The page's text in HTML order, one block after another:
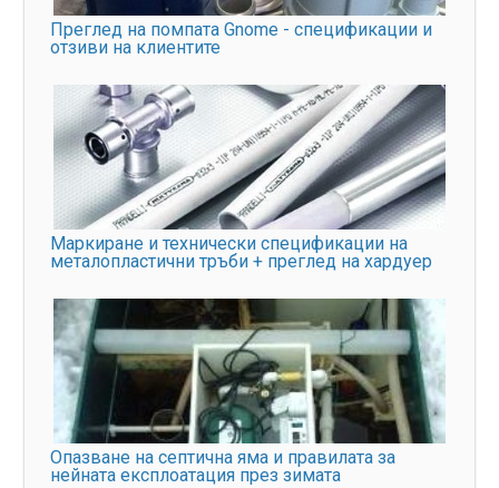
Преглед на помпата Gnome - спецификации и
отзиви на клиентите
Маркиране и технически спецификации на
металопластични тръби + преглед на хардуер
Опазване на септична яма и правилата за
нейната експлоатация през зимата